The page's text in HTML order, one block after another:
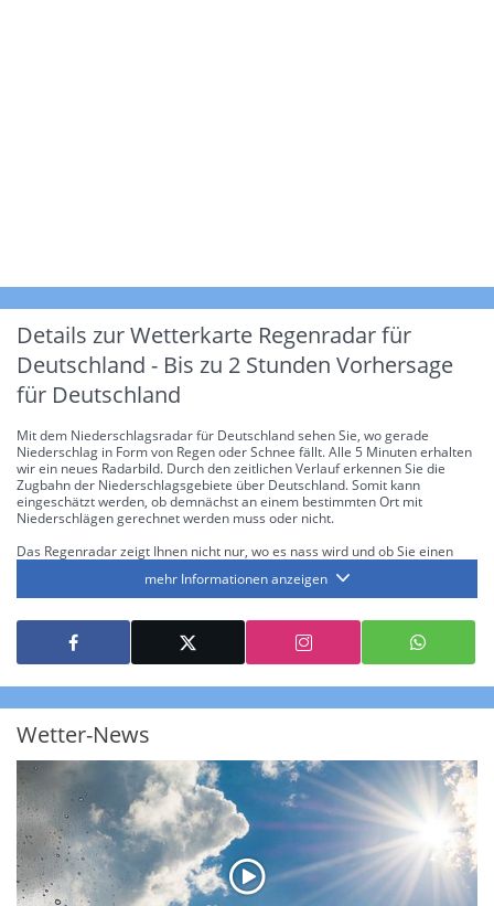
Details zur Wetterkarte Regenradar für
Deutschland - Bis zu 2 Stunden Vorhersage
für Deutschland
Mit dem Niederschlagsradar für Deutschland sehen Sie, wo gerade
Niederschlag in Form von Regen oder Schnee fällt. Alle 5 Minuten erhalten
wir ein neues Radarbild. Durch den zeitlichen Verlauf erkennen Sie die
Zugbahn der Niederschlagsgebiete über Deutschland. Somit kann
eingeschätzt werden, ob demnächst an einem bestimmten Ort mit
Niederschlägen gerechnet werden muss oder nicht.
Das Regenradar zeigt Ihnen nicht nur, wo es nass wird und ob Sie einen
die Niederschlagsintensität. Diese bezieht sich laut offiziellen Richtlinien
jeweils auf die Niederschlagsmenge in l/m² pro Stunde Regen- bzw.
Schneefall. Die 6 Stufen sind wie folgt gegliedert: Die hellen Blautöne
symbolisieren leichte bis mäßige Regen- bzw. Schneefälle mit einer
Intensität bis 8.1 l/m² pro Stunde. Dunkelblau repräsentiert mäßige bis
starke Niederschläge bis 35 l/m² pro Stunde. Hier können bereits Gewitter
auftreten. Extreme bzw. unwetterartige Niederschlagsereignisse mit
über 150 l/m² pro Stunde an. Solche
Neben der Niederschlagsintensität kann auch die Zuggeschwindigkeit der
Niederschlagsgebiete und damit die Niederschlagsdauer abgeschätzt
werden. Neben der 5-minütigen Radaraufzeichnung gibt es eine
Niederschlagsprognose für die nächsten 2 Stunden. So sehen Sie genau,
wann und wo in Deutschland mit Regen oder Schneefall zu rechnen ist bzw.
kennen zu jeder Zeit den genauen Verlauf einer Niederschlagsfront.
mehr Informationen anzeigen
Wetter-News